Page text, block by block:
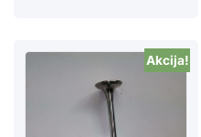
Akcija!